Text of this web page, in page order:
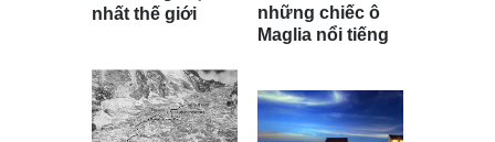
nhất thế giới
những chiếc ô
Maglia nổi tiếng